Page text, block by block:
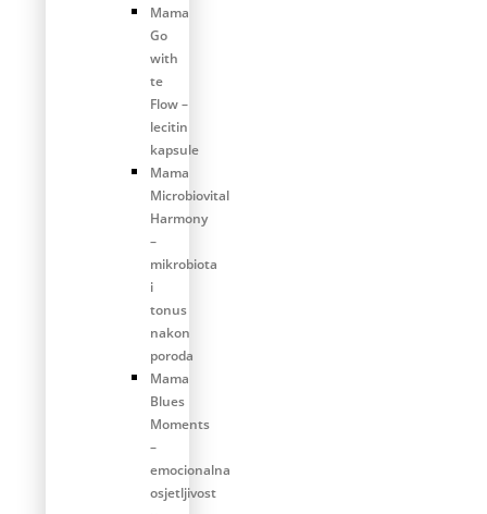
Mama
Go
with
te
Flow –
lecitin
kapsule
Mama
Microbiovital
Harmony
–
mikrobiota
i
tonus
nakon
poroda
Mama
Blues
Moments
–
emocionalna
osjetljivost